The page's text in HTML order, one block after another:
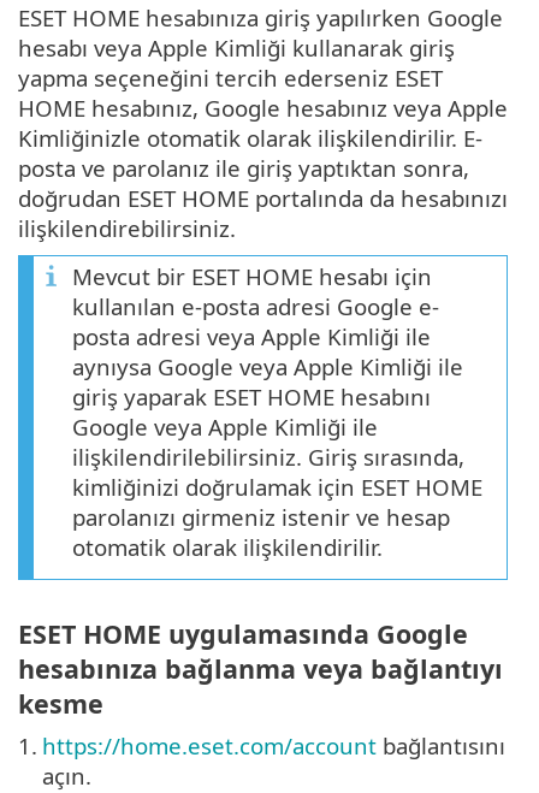
ESET HOME hesabınıza giriş yapılırken Google
hesabı veya Apple Kimliği kullanarak giriş
yapma seçeneğini tercih ederseniz ESET
HOME hesabınız, Google hesabınız veya Apple
Kimliğinizle otomatik olarak ilişkilendirilir. E-
posta ve parolanız ile giriş yaptıktan sonra,
doğrudan ESET HOME portalında da hesabınızı
ilişkilendirebilirsiniz.
Mevcut bir ESET HOME hesabı için
kullanılan e-posta adresi Google e-
posta adresi veya Apple Kimliği ile
aynıysa Google veya Apple Kimliği ile
giriş yaparak ESET HOME hesabını
Google veya Apple Kimliği ile
ilişkilendirilebilirsiniz. Giriş sırasında,
kimliğinizi doğrulamak için ESET HOME
parolanızı girmeniz istenir ve hesap
otomatik olarak ilişkilendirilir.
ESET HOME uygulamasında Google
hesabınıza bağlanma veya bağlantıyı
kesme
1. https://home.eset.com/account bağlantısını
açın.